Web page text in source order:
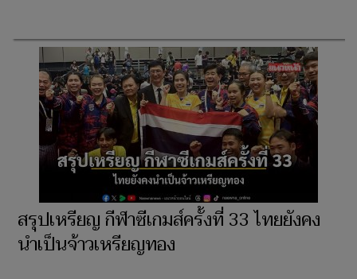
สรุปเหรียญ กีฬาซีเกมส์ครั้งที่ 33 ไทยยังคง
นำเป็นจ้าวเหรียญทอง